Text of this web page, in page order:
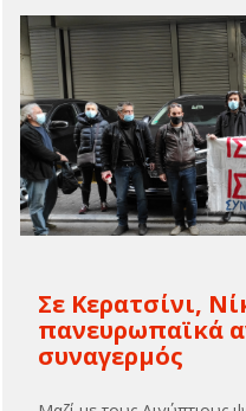
Σε Κερατσίνι,
πανευρωπαϊκά
συναγερμός